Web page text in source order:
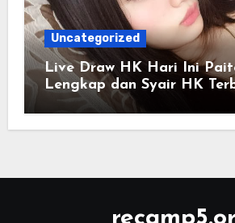
Uncategorized
Live Draw HK Hari Ini
Lengkap dan Syair HK